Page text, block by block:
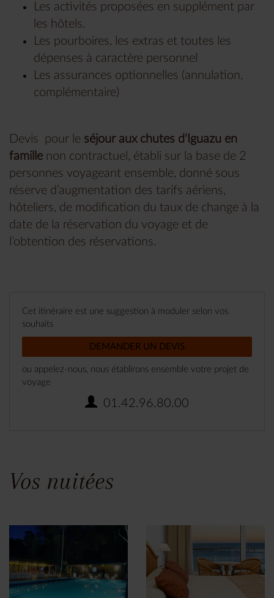
Les activités proposées en supplément par
les hôtels.
Les pourboires, les extras et toutes les
dépenses à caractère personnel
Les assurances optionnelles (annulation,
complémentaire)
Devis pour le séjour aux chutes d'Iguazu en
famille non contractuel, établi sur la base de 2
personnes voyageant ensemble, donné sous
réserve d’augmentation des tarifs aériens,
hôteliers, de modification du taux de change à la
date de la réservation du voyage et de
l’obtention des réservations.
Cet itinéraire est une suggestion à moduler selon vos
souhaits
DEMANDER UN DEVIS
ou appelez-nous, nous établirons ensemble votre projet de
voyage
01.42.96.80.00
Vos nuitées